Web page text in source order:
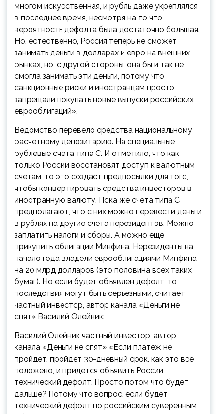
многом искусственная, и рубль даже укреплялся
в последнее время, несмотря на то что
вероятность дефолта была достаточно большая.
Но, естественно, Россия теперь не сможет
занимать деньги в долларах и евро на внешних
рынках, но, с другой стороны, она бы и так не
смогла занимать эти деньги, потому что
санкционные риски и иностранцам просто
запрещали покупать новые выпуски российских
еврооблигаций».
Ведомство перевело средства национальному
расчетному депозитарию. На специальные
рублевые счета типа С. И отметило, что как
только России восстановят доступ к валютным
счетам, то это создаст предпосылки для того,
чтобы конвертировать средства инвесторов в
иностранную валюту. Пока же счета типа С
предполагают, что с них можно перевести деньги
в рублях на другие счета нерезидентов. Можно
заплатить налоги и сборы. А можно еще
прикупить облигации Минфина. Нерезиденты на
начало года владели еврооблигациями Минфина
на 20 млрд долларов (это половина всех таких
бумаг). Но если будет объявлен дефолт, то
последствия могут быть серьезными, считает
частный инвестор, автор канала «Деньги не
спят» Василий Олейник:
Василий Олейник частный инвестор, автор
канала «Деньги не спят» «Если платеж не
пройдет, пройдет 30-дневный срок, как это все
положено, и придется объявить России
технический дефолт. Просто потом что будет
дальше? Потому что вопрос, если будет
технический дефолт по российским суверенным